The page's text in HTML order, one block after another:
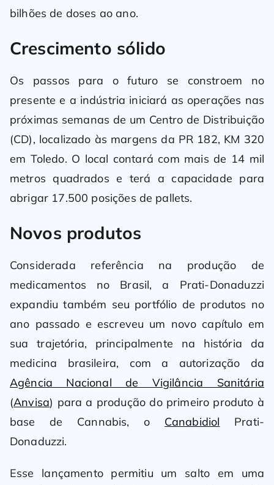
bilhões de doses ao ano.
Crescimento sólido
Os passos para o futuro se constroem no
presente e a indústria iniciará as operações nas
próximas semanas de um Centro de Distribuição
(CD), localizado às margens da PR 182, KM 320
em Toledo. O local contará com mais de 14 mil
metros quadrados e terá a capacidade para
abrigar 17.500 posições de pallets.
Novos produtos
Considerada referência na produção de
medicamentos no Brasil, a Prati-Donaduzzi
expandiu também seu portfólio de produtos no
ano passado e escreveu um novo capítulo em
sua trajetória, principalmente na história da
medicina brasileira, com a autorização da
Agência Nacional de Vigilância Sanitária
(Anvisa) para a produção do primeiro produto à
base de Cannabis, o Canabidiol Prati-
Donaduzzi.
Esse lançamento permitiu um salto em uma